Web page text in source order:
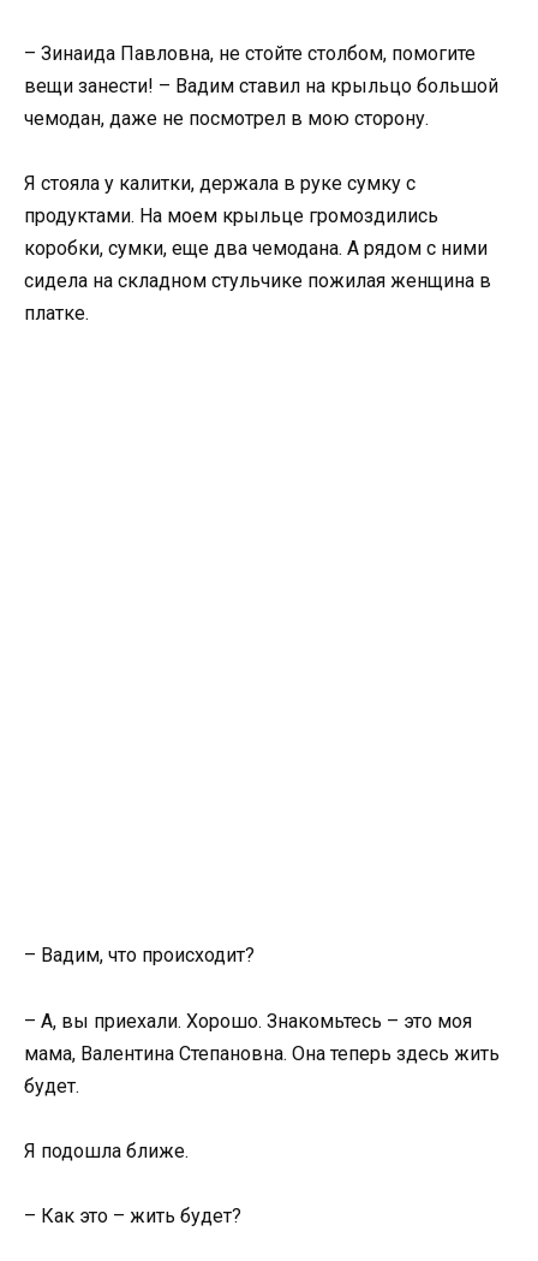
– Зинаида Павловна, не стойте столбом, помогите
вещи занести! – Вадим ставил на крыльцо большой
чемодан, даже не посмотрел в мою сторону.
Я стояла у калитки, держала в руке сумку с
продуктами. На моем крыльце громоздились
коробки, сумки, еще два чемодана. А рядом с ними
сидела на складном стульчике пожилая женщина в
платке.
– Вадим, что происходит?
– А, вы приехали. Хорошо. Знакомьтесь – это моя
мама, Валентина Степановна. Она теперь здесь жить
будет.
Я подошла ближе.
– Как это – жить будет?